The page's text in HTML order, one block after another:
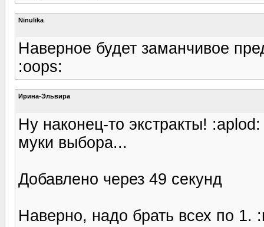
Ninulika
Наверное будет заманчивое
:oops:
Ирина-Эльвира
Ну наконец-то экстракты!
муки выбора...
Добавлено через 49 секунд
Наверно, надо брать всех по 1.